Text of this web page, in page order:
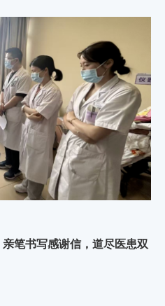
笔书写感谢信，道尽医患双